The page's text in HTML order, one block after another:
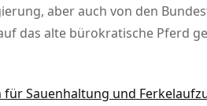
aber auch von den
das alte bürokratische Pferd
Sauenhaltung und